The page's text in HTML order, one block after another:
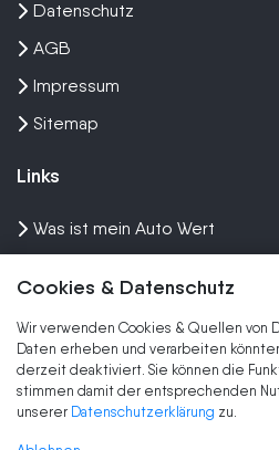
Cookies & Datenschutz
Wir verwenden Cookies & Quellen von
Daten erheben und verarbeiten
derzeit deaktiviert. Sie können die
stimmen damit der entsprechenden
unserer Datenschutzerklärung zu.
Datenschutz
AGB
Impressum
Sitemap
Links
Was ist mein Auto Wert
Wir kaufen dein Auto
Marken